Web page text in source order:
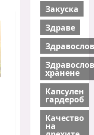
Закуска
Здраве
хранене
Капсулен
гардероб
Качество
на